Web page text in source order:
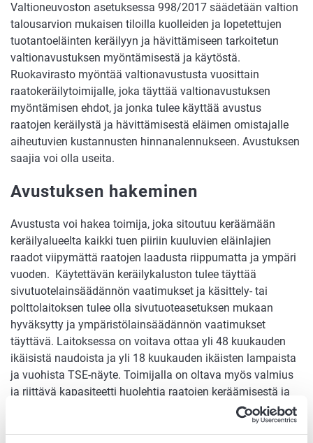
Valtioneuvoston asetuksessa 998/2017 säädetään valtion
talousarvion mukaisen tiloilla kuolleiden ja lopetettujen
tuotantoeläinten keräilyyn ja hävittämiseen tarkoitetun
valtionavustuksen myöntämisestä ja käytöstä.
Ruokavirasto myöntää valtionavustusta vuosittain
raatokeräilytoimijalle, joka täyttää valtionavustuksen
myöntämisen ehdot, ja jonka tulee käyttää avustus
raatojen keräilystä ja hävittämisestä eläimen omistajalle
aiheutuvien kustannusten hinnanalennukseen. Avustuksen
saajia voi olla useita.
Avustuksen hakeminen
Avustusta voi hakea toimija, joka sitoutuu keräämään
keräilyalueelta kaikki tuen piiriin kuuluvien eläinlajien
raadot viipymättä raatojen laadusta riippumatta ja ympäri
vuoden. Käytettävän keräilykaluston tulee täyttää
sivutuotelainsäädännön vaatimukset ja käsittely- tai
polttolaitoksen tulee olla sivutuoteasetuksen mukaan
hyväksytty ja ympäristölainsäädännön vaatimukset
täyttävä. Laitoksessa on voitava ottaa yli 48 kuukauden
ikäisistä naudoista ja yli 18 kuukauden ikäisten lampaista
ja vuohista TSE-näyte. Toimijalla on oltava myös valmius
ja riittävä kapasiteetti huolehtia raatojen keräämisestä ja
käsittelystä lakisääteisesti vastustettavan tai uuden